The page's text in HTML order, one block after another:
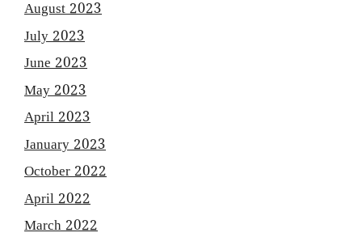
August 2023
July 2023
June 2023
May 2023
April 2023
January 2023
October 2022
April 2022
March 2022